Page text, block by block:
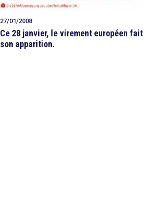
27/01/2008
Ce 28 janvier, le virement européen fait
son apparition.